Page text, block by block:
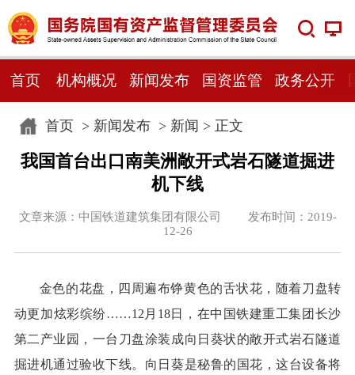
首页 机构概况 新闻发布 国资监管 政务公开
首页> 新闻发布> 新闻 > 正文
我国首台出口南美洲敞开式岩石隧道掘进
机下线
文章来源：中国铁道建筑集团有限公司 发布时间：2019-
12-26
金色的花盘，四周遍布铮黄色的舌状花，随着刀盘转
动更加炫彩缤纷……12月18日，在中国铁建重工集团长沙
第二产业园，一台刀盘涂装成向日葵状的敞开式岩石隧道
掘进机通过验收下线。向日葵是秘鲁的国花，这台设备将